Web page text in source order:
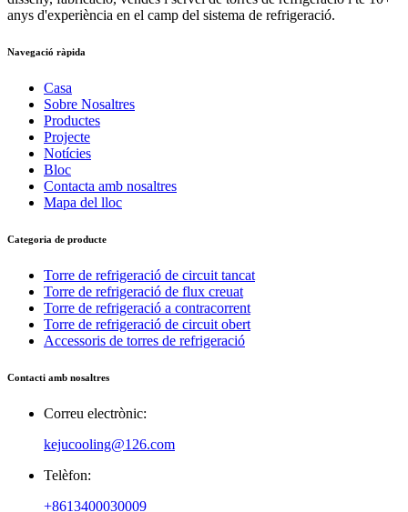
anys d'experiència en el camp del sistema de refrigeració.
Navegació ràpida
Casa
Sobre Nosaltres
Productes
Projecte
Notícies
Bloc
Contacta amb nosaltres
Mapa del lloc
Categoria de producte
Torre de refrigeració de circuit tancat
Torre de refrigeració de flux creuat
Torre de refrigeració a contracorrent
Torre de refrigeració de circuit obert
Accessoris de torres de refrigeració
Contacti amb nosaltres
Correu electrònic:
kejucooling@126.com
Telèfon:
+8613400030009